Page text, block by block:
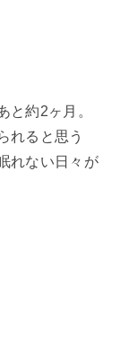
と約2ヶ月。
れると思う
れない日々が